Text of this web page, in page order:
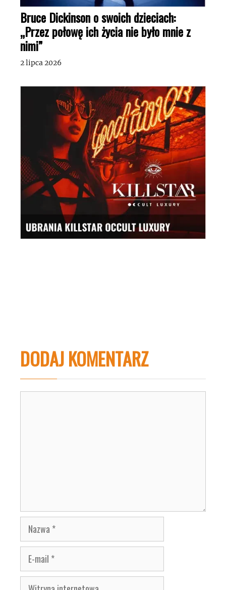
Bruce Dickinson o swoich dzieciach:
„Przez połowę ich życia nie było mnie z
nimi”
2 lipca 2026
DODAJ KOMENTARZ
Nazwa
E-
mail
Witryna